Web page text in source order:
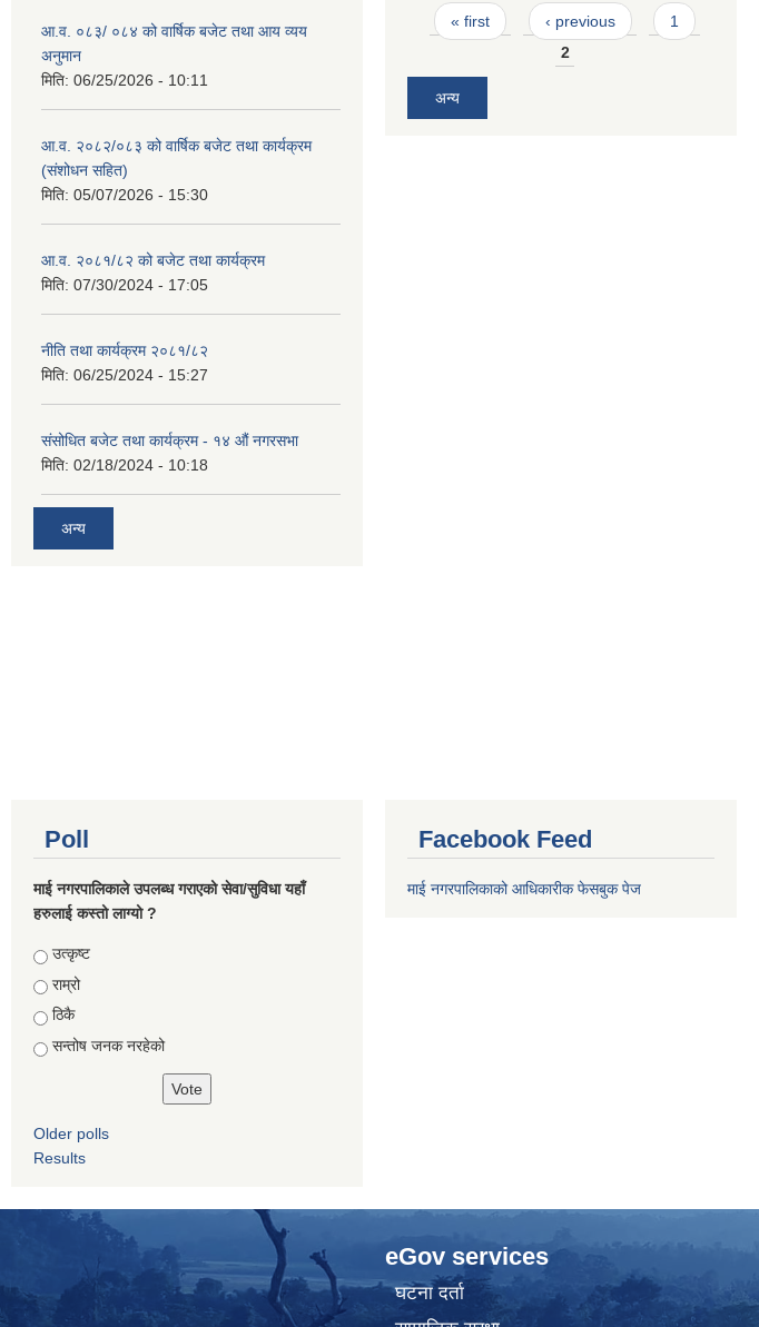
आ.व. ०८३/ ०८४ को वार्षिक बजेट तथा आय व्यय
अनुमान
मिति: 06/25/2026 - 10:11
आ.व. २०८२/०८३ को वार्षिक बजेट तथा कार्यक्रम
(संशोधन सहित)
मिति: 05/07/2026 - 15:30
आ.व. २०८१/८२ को बजेट तथा कार्यक्रम
मिति: 07/30/2024 - 17:05
नीति तथा कार्यक्रम २०८१/८२
मिति: 06/25/2024 - 15:27
संसोधित बजेट तथा कार्यक्रम - १४ औं नगरसभा
मिति: 02/18/2024 - 10:18
अन्य
Pages
« first ‹ previous
1
2
अन्य
Poll
माई नगरपालिकाले उपलब्ध गराएको सेवा/सुविधा यहाँ
हरुलाई कस्तो लाग्यो ?
Choices
उत्कृष्ट
राम्रो
ठिकै
सन्तोष जनक नरहेको
Older polls
Results
Facebook Feed
माई नगरपालिकाको आधिकारीक फेसबुक पेज
eGov services
घटना दर्ता